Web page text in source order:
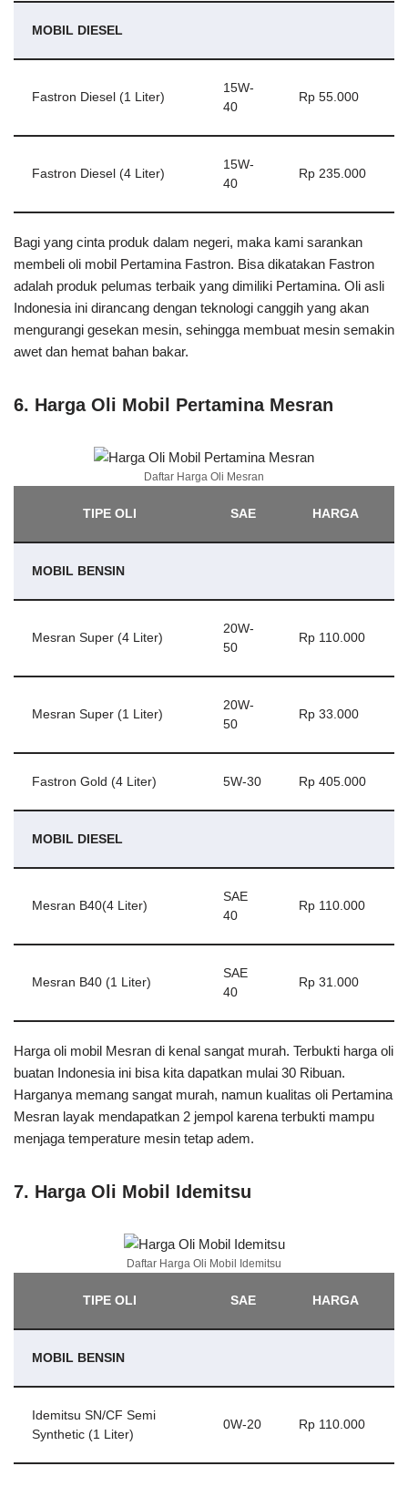
MOBIL DIESEL
Fastron Diesel (1 Liter)
15W-
40
Rp 55.000
Fastron Diesel (4 Liter)
15W-
40
Rp 235.000
Bagi yang cinta produk dalam negeri, maka kami sarankan
membeli oli mobil Pertamina Fastron. Bisa dikatakan Fastron
adalah produk pelumas terbaik yang dimiliki Pertamina. Oli asli
Indonesia ini dirancang dengan teknologi canggih yang akan
mengurangi gesekan mesin, sehingga membuat mesin semakin
awet dan hemat bahan bakar.
6. Harga Oli Mobil Pertamina Mesran
Daftar Harga Oli Mesran
TIPE OLI SAE HARGA
MOBIL BENSIN
Mesran Super (4 Liter)
20W-
50
Rp 110.000
Mesran Super (1 Liter)
20W-
50
Rp 33.000
Fastron Gold (4 Liter) 5W-30 Rp 405.000
MOBIL DIESEL
Mesran B40(4 Liter)
SAE
40
Rp 110.000
Mesran B40 (1 Liter)
SAE
40
Rp 31.000
Harga oli mobil Mesran di kenal sangat murah. Terbukti harga oli
buatan Indonesia ini bisa kita dapatkan mulai 30 Ribuan.
Harganya memang sangat murah, namun kualitas oli Pertamina
Mesran layak mendapatkan 2 jempol karena terbukti mampu
menjaga temperature mesin tetap adem.
7. Harga Oli Mobil Idemitsu
Daftar Harga Oli Mobil Idemitsu
TIPE OLI SAE HARGA
MOBIL BENSIN
Idemitsu SN/CF Semi
Synthetic (1 Liter)
0W-20 Rp 110.000